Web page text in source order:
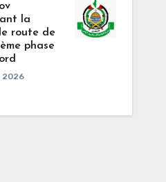
la
route de
phase
2026